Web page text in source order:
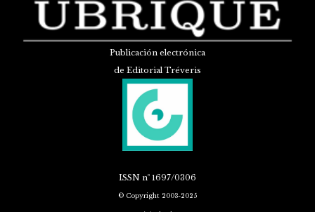
Publicación electrónica
de Editorial Tréveris
ISSN nº 1697/0306
© Copyright 2003-2025